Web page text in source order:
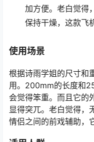
加方便。老白觉得
保持干燥，这款飞
使用场景
根据诗雨学姐的尺寸和
用。200mm的长度和
会觉得笨重。而且它的
显得突兀。老白觉得，
情侣之间的前戏辅助，